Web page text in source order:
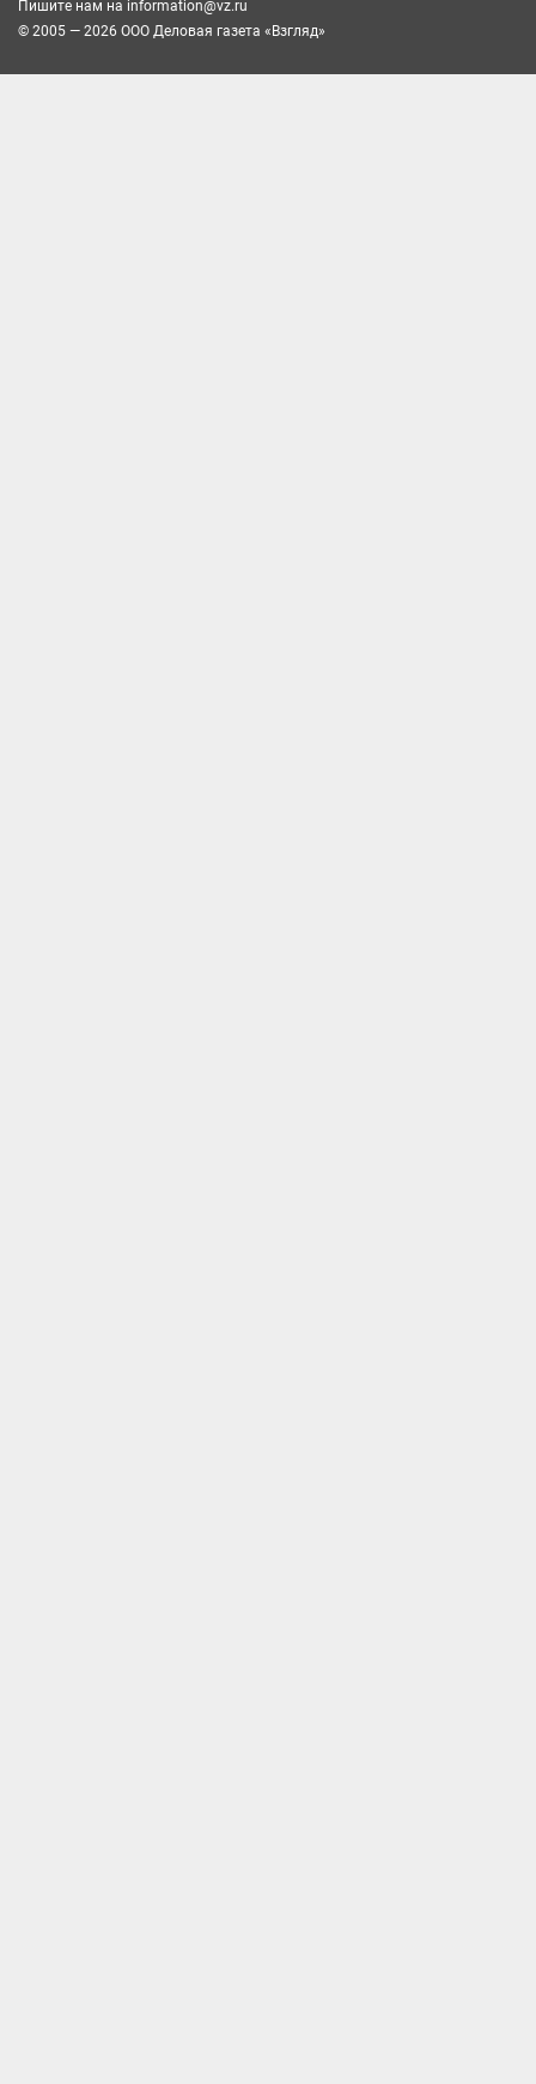
Пишите нам на information@vz.ru
© 2005 — 2026 ООО Деловая газета «Взгляд»